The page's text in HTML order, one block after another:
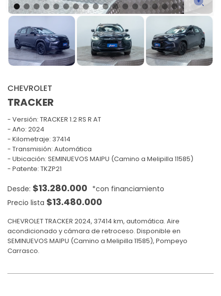
CHEVROLET
TRACKER
Versión: TRACKER 1.2 RS R AT
Año: 2024
Kilometraje: 37414
Transmisión: Automática
Ubicación: SEMINUEVOS MAIPU (Camino a Melipilla 11585)
Patente: TKZP21
$13.280.000
Precio lista $13.480.000
CHEVROLET TRACKER 2024, 37414 km, automática. Aire
acondicionado y cámara de retroceso. Disponible en
SEMINUEVOS MAIPU (Camino a Melipilla 11585), Pompeyo
Carrasco.